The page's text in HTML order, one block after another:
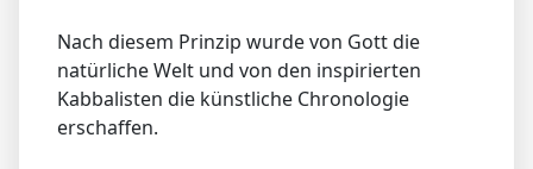
Nach diesem Prinzip wurde von Gott die
natürliche Welt und von den inspirierten
Kabbalisten die künstliche Chronologie
erschaffen.